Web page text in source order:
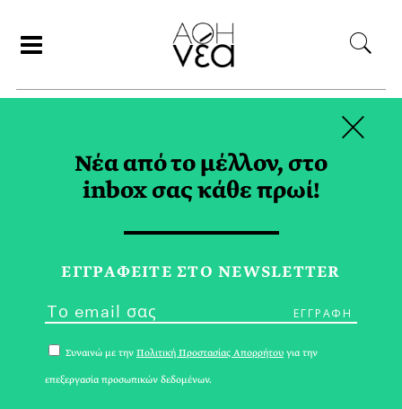
ΣΥΝΕΝΤΕΥΞΗ TAG
Νέα από το μέλλον, στο
inbox σας κάθε πρωί!
ΕΓΓPΑΦΕΙΤΕ ΣΤΟ NEWSLETTER
Συναινώ με την Πολιτική Προστασίας Απορρήτου για την
επεξεργασία προσωπικών δεδομένων.
×